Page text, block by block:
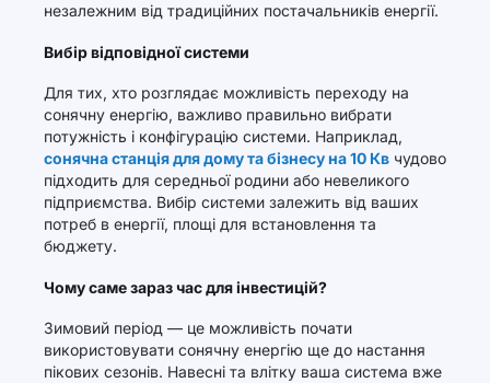
незалежним від традиційних постачальників енергії.
Вибір відповідної системи
Для тих, хто розглядає можливість переходу на
сонячну енергію, важливо правильно вибрати
потужність і конфігурацію системи. Наприклад,
сонячна станція для дому та бізнесу на 10 Кв чудово
підходить для середньої родини або невеликого
підприємства. Вибір системи залежить від ваших
потреб в енергії, площі для встановлення та
бюджету.
Чому саме зараз час для інвестицій?
Зимовий період — це можливість почати
використовувати сонячну енергію ще до настання
пікових сезонів. Навесні та влітку ваша система вже